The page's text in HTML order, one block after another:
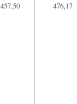
457,50 476,17